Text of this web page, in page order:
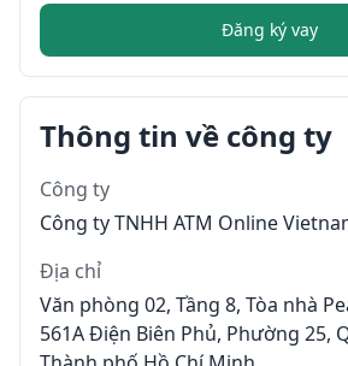
Đăng ký vay
Thông tin về công ty
Công ty
Công ty TNHH ATM Online
Địa chỉ
Văn phòng 02, Tầng 8, Tòa nhà
561A Điện Biên Phủ, Phường 25,